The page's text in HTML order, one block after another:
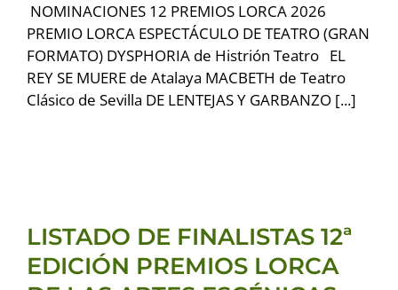
NOMINACIONES 12 PREMIOS LORCA 2026
PREMIO LORCA ESPECTÁCULO DE TEATRO (GRAN
FORMATO) DYSPHORIA de Histrión Teatro EL
REY SE MUERE de Atalaya MACBETH de Teatro
Clásico de Sevilla DE LENTEJAS Y GARBANZO [...]
ANDALUCÍA 2026
Premios LORCA 2026
LISTADO DE FINALISTAS 12ª
EDICIÓN PREMIOS LORCA